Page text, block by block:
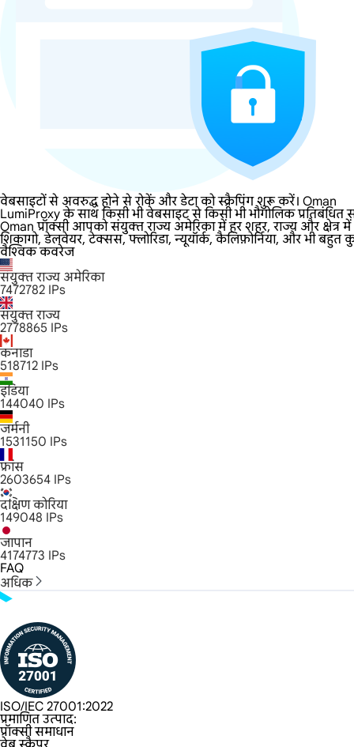
वेबसाइटों से अवरुद्ध होने से रोकें और डेटा को स्क्रैपिंग शुरू करें। Oman
LumiProxy के साथ किसी भी वेबसाइट से किसी भी भौगोलिक प्रतिबंधित
Oman प्रॉक्सी आपको संयुक्त राज्य अमेरिका में हर शहर, राज्य और
शिकागो, डेलवेयर, टेक्सस, फ्लोरिडा, न्यूयॉर्क, कैलिफ़ोर्निया, और भी बहुत
वैश्विक कवरेज
संयुक्त राज्य अमेरिका
7472782 IPs
संयुक्त राज्य
2778865 IPs
कनाडा
518712 IPs
इंडिया
144040 IPs
जर्मनी
1531150 IPs
फ्रांस
2603654 IPs
दक्षिण कोरिया
149048 IPs
जापान
4174773 IPs
FAQ
अधिक
ISO/IEC 27001:2022
प्रमाणित उत्पाद:
प्रॉक्सी समाधान